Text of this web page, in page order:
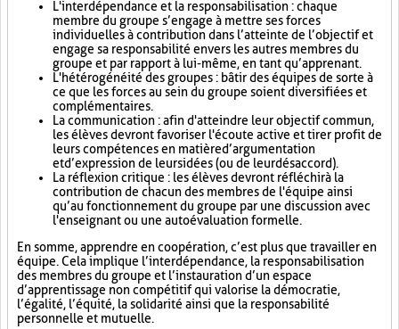
L'interdépendance et la responsabilisation : chaque
membre du groupe s’engage à mettre ses forces
individuelles à contribution dans l’atteinte de l’objectif et
engage sa responsabilité envers les autres membres du
groupe et par rapport à lui-même, en tant qu’apprenant.
L'hétérogénéité des groupes : bâtir des équipes de sorte à
ce que les forces au sein du groupe soient diversifiées et
complémentaires.
La communication : afin d'atteindre leur objectif commun,
les élèves devront favoriser l'écoute active et tirer profit de
leurs compétences en matière d’argumentation
et d’expression de leurs idées (ou de leur désaccord).
La réflexion critique : les élèves devront réfléchir à la
contribution de chacun des membres de l'équipe ainsi
qu’au fonctionnement du groupe par une discussion avec
l'enseignant ou une autoévaluation formelle.
En somme, apprendre en coopération, c’est plus que travailler en
équipe. Cela implique l’interdépendance, la responsabilisation
des membres du groupe et l’instauration d’un espace
d’apprentissage non compétitif qui valorise la démocratie,
l’égalité, l’équité, la solidarité ainsi que la responsabilité
personnelle et mutuelle.